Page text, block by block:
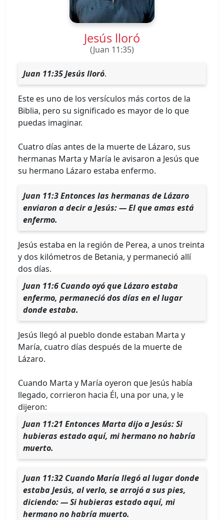
Jesús lloró
(Juan 11:35)
Juan 11:35 Jesús lloró.
Este es uno de los versículos más cortos de la
Biblia, pero su significado es mayor de lo que
puedas imaginar.
Cuatro días antes de la muerte de Lázaro, sus
hermanas Marta y María le avisaron a Jesús que
su hermano Lázaro estaba enfermo.
Juan 11:3 Entonces las hermanas de Lázaro
enviaron a decir a Jesús: — El que amas está
enfermo.
Jesús estaba en la región de Perea, a unos treinta
y dos kilómetros de Betania, y permaneció allí
dos días.
Juan 11:6 Cuando oyó que Lázaro estaba
enfermo, permaneció dos días en el lugar
donde estaba.
Jesús llegó al pueblo donde estaban Marta y
María, cuatro días después de la muerte de
Lázaro.
Cuando Marta y María oyeron que Jesús había
llegado, corrieron hacia Él, una por una, y le
dijeron:
Juan 11:21 Entonces Marta dijo a Jesús: Si
hubieras estado aquí, mi hermano no habría
muerto.
Juan 11:32 Cuando María llegó al lugar donde
estaba Jesús, al verlo, se arrojó a sus pies,
diciendo: — Si hubieras estado aquí, mi
hermano no habría muerto.